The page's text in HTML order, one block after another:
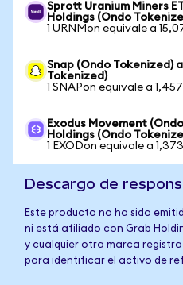
Sprott Uranium Miners
Holdings (Ondo
1 URNMon equivale a
Snap (Ondo Tokenized)
Tokenized)
1 SNAPon equivale a
Exodus Movement
Holdings (Ondo
1 EXODon equivale a
Descargo de
Este producto no ha sido
ni está afiliado con Grab
y cualquier otra marca
para identificar el activo de